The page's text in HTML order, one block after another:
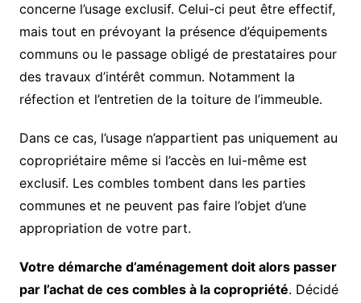
concerne l’usage exclusif. Celui-ci peut être effectif,
mais tout en prévoyant la présence d’équipements
communs ou le passage obligé de prestataires pour
des travaux d’intérêt commun. Notamment la
réfection et l’entretien de la toiture de l’immeuble.
Dans ce cas, l’usage n’appartient pas uniquement au
copropriétaire même si l’accès en lui-même est
exclusif. Les combles tombent dans les parties
communes et ne peuvent pas faire l’objet d’une
appropriation de votre part.
Votre démarche d’aménagement doit alors passer
par l’achat de ces combles à la copropriété. Décidé